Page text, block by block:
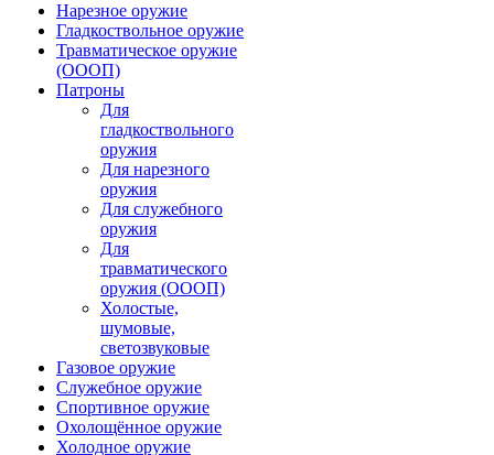
Нарезное оружие
Гладкоствольное оружие
Травматическое оружие
(ОООП)
Патроны
Для
гладкоствольного
оружия
Для нарезного
оружия
Для служебного
оружия
Для
травматического
оружия (ОООП)
Холостые,
шумовые,
светозвуковые
Газовое оружие
Служебное оружие
Спортивное оружие
Охолощённое оружие
Холодное оружие